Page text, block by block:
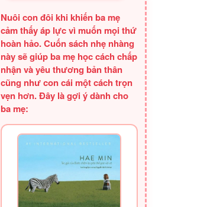
Nuôi con đôi khi khiến ba mẹ
cảm thấy áp lực vì muốn mọi thứ
hoàn hảo. Cuốn sách nhẹ nhàng
này sẽ giúp ba mẹ học cách chấp
nhận và yêu thương bản thân
cũng như con cái một cách trọn
vẹn hơn. Đây là gợi ý dành cho
ba mẹ: